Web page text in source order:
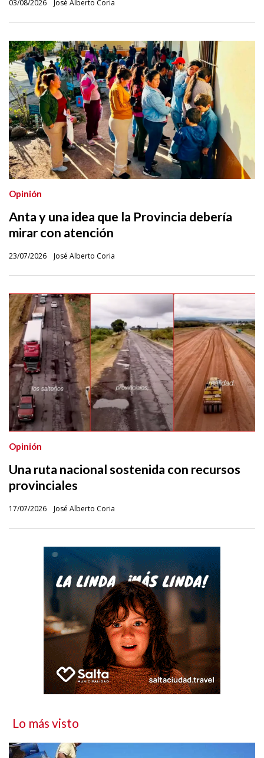
José Alberto Coria
03/08/2026
Anta y una idea que la Provincia debería
mirar con atención
José Alberto Coria
Opinión
23/07/2026
Una ruta nacional sostenida con recursos
provinciales
José Alberto Coria
Opinión
17/07/2026
Lo más visto